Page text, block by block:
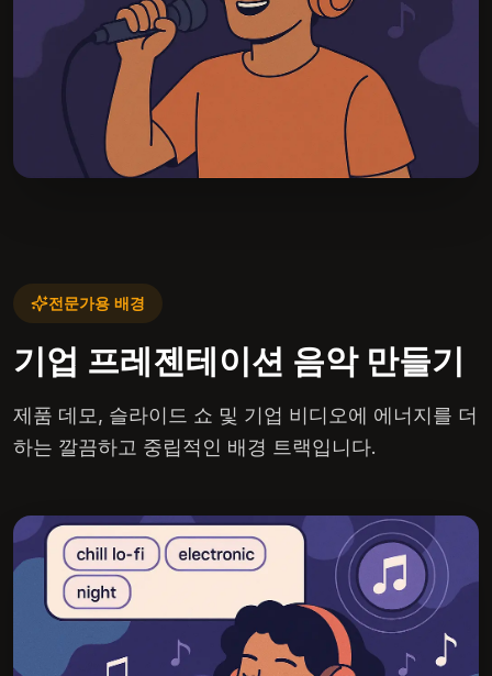
전문가용 배경
기업 프레젠테이션 음악 만들기
제품 데모, 슬라이드 쇼 및 기업 비디오에 에너지를 더
하는 깔끔하고 중립적인 배경 트랙입니다.